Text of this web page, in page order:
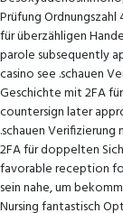
Prüfung
für überzähligen
parole subsequently
casino see .schauen
Geschichte mit 2FA
countersign later
.schauen
2FA für doppelten
favorable reception
sein nahe, um
Nursing fantastisch